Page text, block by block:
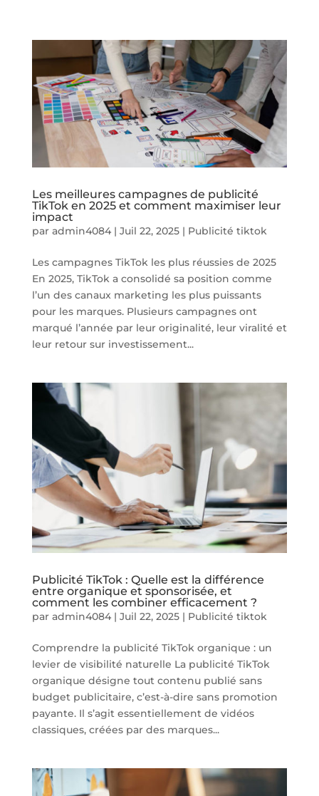
Les meilleures campagnes de publicité
TikTok en 2025 et comment maximiser leur
impact
par admin4084| Juil 22, 2025| Publicité tiktok
Les campagnes TikTok les plus réussies de 2025
En 2025, TikTok a consolidé sa position comme
l’un des canaux marketing les plus puissants
pour les marques. Plusieurs campagnes ont
marqué l’année par leur originalité, leur viralité et
leur retour sur investissement...
Publicité TikTok : Quelle est la différence
entre organique et sponsorisée, et
comment les combiner efficacement ?
par admin4084| Juil 22, 2025| Publicité tiktok
Comprendre la publicité TikTok organique : un
levier de visibilité naturelle La publicité TikTok
organique désigne tout contenu publié sans
budget publicitaire, c’est-à-dire sans promotion
payante. Il s’agit essentiellement de vidéos
classiques, créées par des marques...